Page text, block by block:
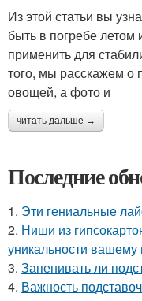
Из этой статьи вы
быть в погребе летом
применить для
того, мы расскажем
овощей, а фото и
читать дальше →
Последние
1. Эти гениальные
2. Ниши из
уникальности вашему
3. Запенивать ли
4. Важность